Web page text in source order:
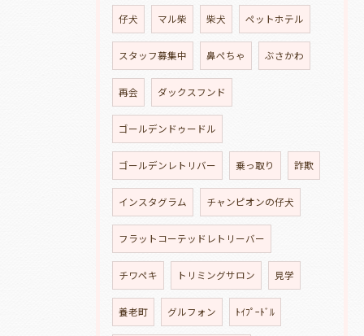
仔犬 マル柴 柴犬 ペットホテル
スタッフ募集中 鼻ぺちゃ ぶさかわ
再会 ダックスフンド
ゴールデンドゥードル
ゴールデンレトリバー 乗っ取り 詐欺
インスタグラム チャンピオンの仔犬
フラットコーテッドレトリーバー
チワペキ トリミングサロン 見学
養老町 グルフォン ﾄｲﾌﾟｰﾄﾞﾙ